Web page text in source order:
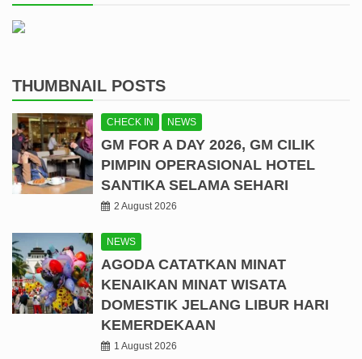
THUMBNAIL POSTS
CHECK IN NEWS
GM FOR A DAY 2026, GM CILIK
PIMPIN OPERASIONAL HOTEL
SANTIKA SELAMA SEHARI
2 August 2026
NEWS
AGODA CATATKAN MINAT
KENAIKAN MINAT WISATA
DOMESTIK JELANG LIBUR HARI
KEMERDEKAAN
1 August 2026